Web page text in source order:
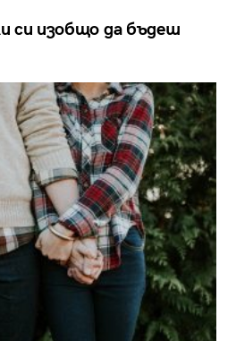
си изобщо да бъдеш